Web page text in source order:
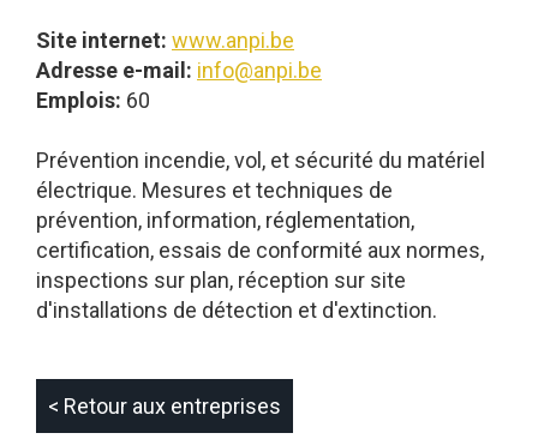
Site internet: www.anpi.be
Adresse e-mail: info@anpi.be
Emplois: 60
Prévention incendie, vol, et sécurité du matériel
électrique. Mesures et techniques de
prévention, information, réglementation,
certification, essais de conformité aux normes,
inspections sur plan, réception sur site
d'installations de détection et d'extinction.
< Retour aux entreprises